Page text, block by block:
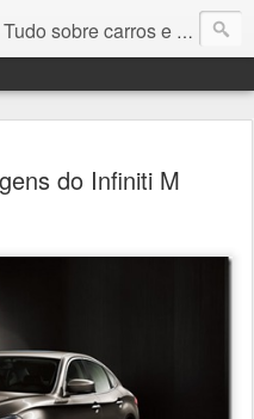
Tudo sobre carros e motores
do Infiniti M